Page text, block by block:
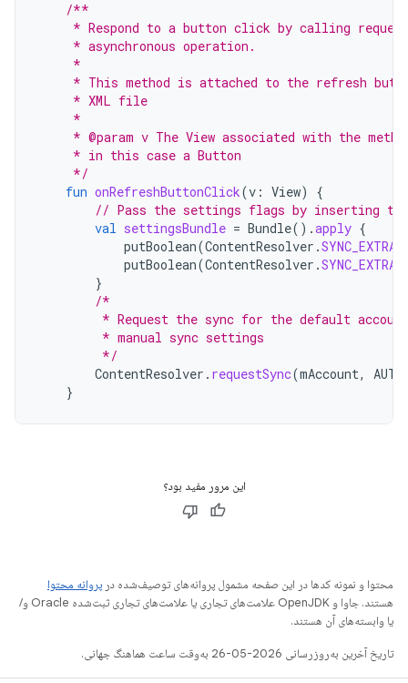
/**
* Respond to a button click by calling
     * asynchronous operation.
     *
* This method is attached to the refresh
     * XML file
     *
* @param v The View associated with the
     * in this case a Button
     */
fun onRefreshButtonClick(v : View)
{
// Pass the settings flags by inserting
val settingsBundle = Bundle().apply {
putBoolean(ContentResolver .
putBoolean(ContentResolver .
}
/*
* Request the sync for the default
         * manual sync settings
         */
ContentResolver . requestSync(mAccount,
}
این مرور مفید بود؟
محتوا و نمونه کدها در این صفحه مشمول پروانه‌های توصیف‌شده در پروانه محتوا
هستند. جاوا و OpenJDK علامت‌های تجاری یا علامت‌های تجاری ثبت‌شده Oracle و/
یا وابسته‌های آن هستند.
تاریخ آخرین به‌روزرسانی 2026-05-26 به‌وقت ساعت هماهنگ جهانی.